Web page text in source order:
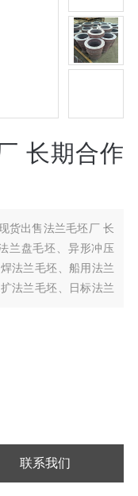
长期合作
货出售法兰毛坯厂 长
兰盘毛坯、异形冲压
法兰毛坯、船用法兰
法兰毛坯、日标法兰
联系我们